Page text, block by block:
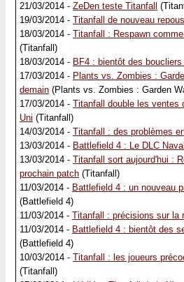
21/03/2014 - ZeDen teste Titanfall
19/03/2014 - Titanfall de nouveau
18/03/2014 - Titanfall : Respawn
(Titanfall)
18/03/2014 - BF4 : bientôt des
17/03/2014 - Plants vs. Zombies :
demain (Plants vs. Zombies : Garden
17/03/2014 - Titanfall double les ventes
Uni (Titanfall)
14/03/2014 - Titanfall : des problèmes
13/03/2014 - Battlefield 4 : Le DLC
13/03/2014 - Titanfall sort aujourd'hui :
prochain patch (Titanfall)
11/03/2014 - Battlefield 4 : un nouveau
(Battlefield 4)
11/03/2014 - Titanfall : précisions sur la
11/03/2014 - Battlefield 4 : bientôt des
(Battlefield 4)
10/03/2014 - Titanfall : les joueurs
(Titanfall)